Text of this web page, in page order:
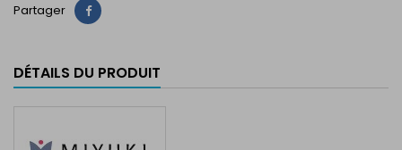
Partager Partager
DÉTAILS DU PRODUIT